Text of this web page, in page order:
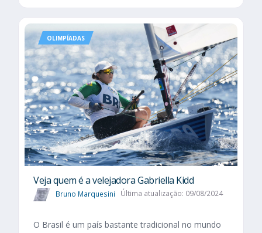
OLIMPÍADAS
Veja quem é a velejadora Gabriella Kidd
Bruno Marquesini Última atualização: 09/08/2024
O Brasil é um país bastante tradicional no mundo